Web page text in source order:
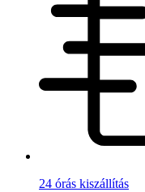
24 órás kiszállítás